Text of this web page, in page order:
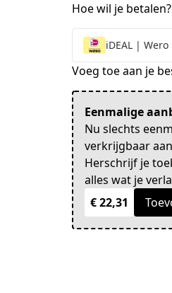
Hoe wil je betalen?
iDEAL | Wero
Voeg toe aan je
Eenmalige
Nu slechts
verkrijgbaar
Herschrijf je
alles wat je
€ 22,31